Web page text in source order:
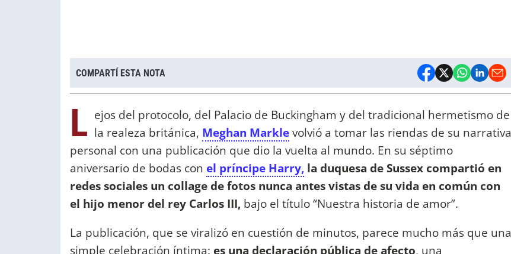
COMPARTÍ ESTA NOTA
L ejos del protocolo, del Palacio de Buckingham y del tradicional hermetismo de
la realeza británica, Meghan Marklevolvió a tomar las riendas de su narrativa
personal con una publicación que dio la vuelta al mundo. En su séptimo
aniversario de bodas con el príncipe Harry, la duquesa de Sussex compartió en
redes sociales un collage de fotos nunca antes vistas de su vida en común con
el hijo menor del rey Carlos III, bajo el título “Nuestra historia de amor”.
La publicación, que se viralizó en cuestión de minutos, parece mucho más que una
simple celebración íntima: es una declaración pública de afecto, una